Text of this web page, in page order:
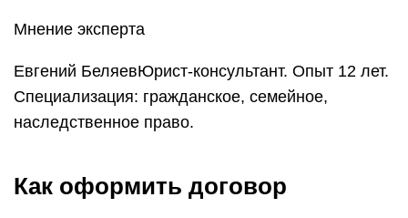
Мнение эксперта
Евгений БеляевЮрист-консультант. Опыт 12 лет.
Специализация: гражданское, семейное,
наследственное право.
Как оформить договор